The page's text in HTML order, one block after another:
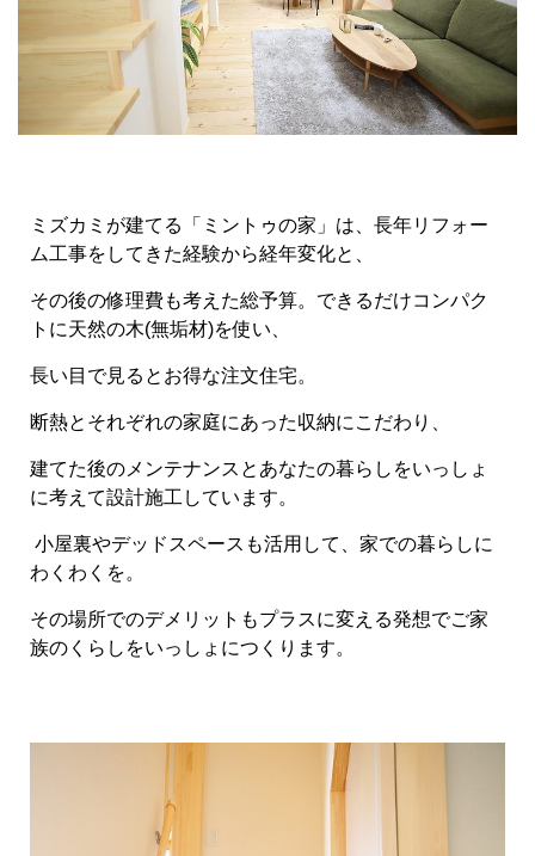
ミズカミが建てる「ミントゥの家」は、長年リフォー
ム工事をしてきた経験から経年変化と、
その後の修理費も考えた総予算。できるだけコンパク
トに天然の木(無垢材)を使い、
長い目で見るとお得な注文住宅。
断熱とそれぞれの家庭にあった収納にこだわり、
建てた後のメンテナンスとあなたの暮らしをいっしょ
に考えて設計施工しています。
小屋裏やデッドスペースも活用して、家での暮らしに
わくわくを。
その場所でのデメリットもプラスに変える発想でご家
族のくらしをいっしょにつくります。